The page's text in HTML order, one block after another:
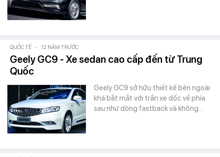
QUỐC TẾ - 12 NĂM TRƯỚC
Geely GC9 - Xe sedan cao cấp đến từ Trung
Quốc
Geely GC9 sở hữu thiết kế bên ngoài
khá bắt mắt với trần xe dốc về phía
sau như dòng fastback và không…